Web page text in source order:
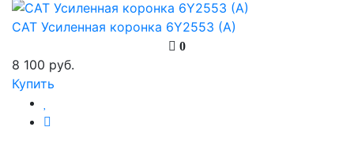
CAT Усиленная коронка 6Y2553 (A)
0
8 100 руб.
Купить